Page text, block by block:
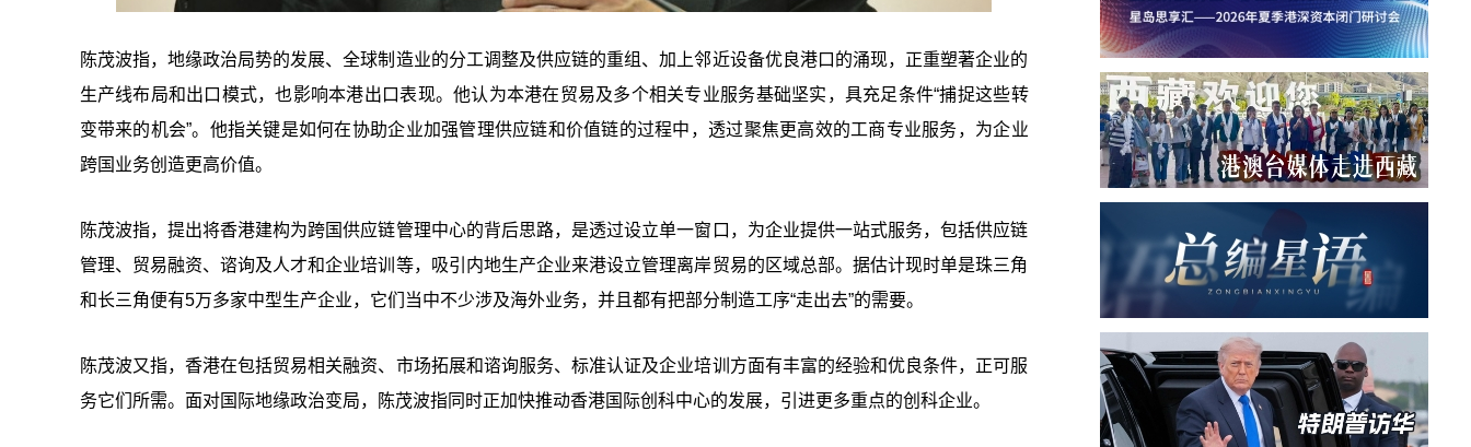
陈茂波指，地缘政治局势的发展、全球制造业的分工调整及供应链的重组、加上邻近设备优良港口的涌现，正重塑著企业的
生产线布局和出口模式，也影响本港出口表现。他认为本港在贸易及多个相关专业服务基础坚实，具充足条件“捕捉这些转
变带来的机会”。他指关键是如何在协助企业加强管理供应链和价值链的过程中，透过聚焦更高效的工商专业服务，为企业
跨国业务创造更高价值。
陈茂波指，提出将香港建构为跨国供应链管理中心的背后思路，是透过设立单一窗口，为企业提供一站式服务，包括供应链
管理、贸易融资、谘询及人才和企业培训等，吸引内地生产企业来港设立管理离岸贸易的区域总部。据估计现时单是珠三角
和长三角便有5万多家中型生产企业，它们当中不少涉及海外业务，并且都有把部分制造工序“走出去”的需要。
陈茂波又指，香港在包括贸易相关融资、市场拓展和谘询服务、标准认证及企业培训方面有丰富的经验和优良条件，正可服
务它们所需。面对国际地缘政治变局，陈茂波指同时正加快推动香港国际创科中心的发展，引进更多重点的创科企业。